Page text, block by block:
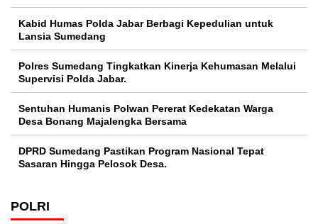
Kabid Humas Polda Jabar Berbagi Kepedulian untuk
Lansia Sumedang
Polres Sumedang Tingkatkan Kinerja Kehumasan Melalui
Supervisi Polda Jabar.
Sentuhan Humanis Polwan Pererat Kedekatan Warga
Desa Bonang Majalengka Bersama
DPRD Sumedang Pastikan Program Nasional Tepat
Sasaran Hingga Pelosok Desa.
POLRI